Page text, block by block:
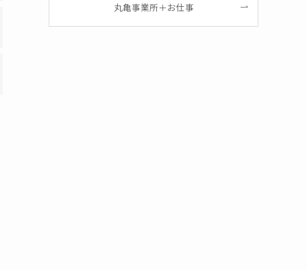
丸亀事業所＋お仕事